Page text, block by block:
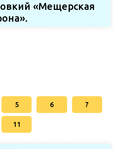
«Мещерская
5 6 7
11